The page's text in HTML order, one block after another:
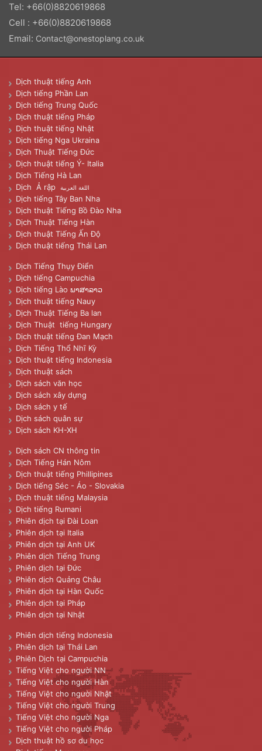
Tel: +66(0)8820619868
Cell : +66(0)8820619868
Email: Contact@onestoplang.co.uk
Dịch thuật tiếng Anh
Dịch tiếng Phần Lan
Dịch tiếng Trung Quốc
Dịch thuật tiếng Pháp
Dịch thuật tiếng Nhật
Dịch tiếng Nga Ukraina
Dịch Thuật Tiếng Đức
Dịch thuật tiếng Ý- Italia
Dịch Tiếng Hà Lan
Dịch Ả rập
اللغة العربية
Dịch tiếng Tây Ban Nha
Dịch thuật Tiếng Bồ Đào Nha
Dịch Thuật Tiếng Hàn
Dịch thuật Tiếng Ấn Độ
Dịch thuật tiếng Thái Lan
Dịch Tiếng Thụy Điển
Dịch tiếng Campuchia
Dịch tiếng Lào ພາສາລາວ
Dịch thuật tiếng Nauy
Dịch Thuật Tiếng Ba lan
Dịch Thuật tiếng Hungary
Dịch thuật tiếng Đan Mạch
Dịch Tiếng Thổ Nhĩ Kỳ
Dịch thuật tiếng Indonesia
Dịch thuật sách
Dịch sách văn học
Dịch sách xây dựng
Dịch sách y tế
Dịch sách quân sự
Dịch sách KH-XH
Dịch sách CN thông tin
Dịch Tiếng Hán Nôm
Dịch thuật tiếng Phillipines
Dịch tiếng Séc - Áo - Slovakia
Dịch thuật tiếng Malaysia
Dịch tiếng Rumani
Phiên dịch tại Đài Loan
Phiên dịch tại Italia
Phiên dịch tại Anh UK
Phiên dịch Tiếng Trung
Phiên dịch tại Đức
Phiên dịch Quảng Châu
Phiên dịch tại Hàn Quốc
Phiên dịch tại Pháp
Phiên dịch tại Nhật
Phiên dịch tiếng Indonesia
Phiên dịch tại Thái Lan
Phiên Dịch tại Campuchia
Tiếng Việt cho người NN
Tiếng Việt cho người Hàn
Tiếng Việt cho người Nhật
Tiếng Việt cho người Trung
Tiếng Việt cho người Nga
Tiếng Việt cho người Pháp
Dịch thuật hồ sơ du học